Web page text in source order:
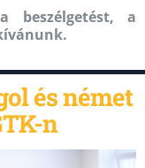
beszélgetést, a
és német
n